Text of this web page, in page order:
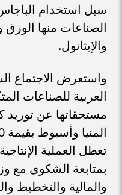
سبل استخدام
والإيثانول.
واستعرض الاجتماع
العربية للصناعات
مستحقاتها عن توريد
تعطل العملية
بمتابعة الشكوى مع
والمالية والتخطيط